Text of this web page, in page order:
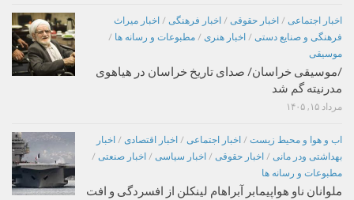
اخبار اجتماعی / اخبار حقوقی / اخبار فرهنگی / اخبار میراث
فرهنگی و صنایع دستی / اخبار هنری / مطبوعات و رسانه ها /
موسیقی
/موسیقی خراسان/ صدای تاریخ خراسان در هیاهوی
مدرنیته گم شد
مرداد ۱۵, ۱۴۰۵
اب و هوا و محیط زیست / اخبار اجتماعی / اخبار اقتصادی / اخبار
بهداشتی ودر مانی / اخبار حقوقی / اخبار سیاسی / اخبار صنعتی /
مطبوعات و رسانه ها
ملوانان ناو هواپیمابر آبراهام لینکلن از افسردگی و افت